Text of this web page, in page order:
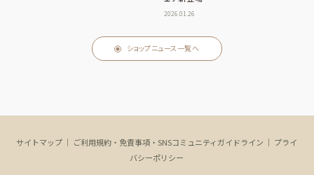
2026.01.26
ショップニュース一覧へ
サイトマップ ｜ ご利用規約・免責事項・SNSコミュニティガイドライン ｜ プライ
バシーポリシー